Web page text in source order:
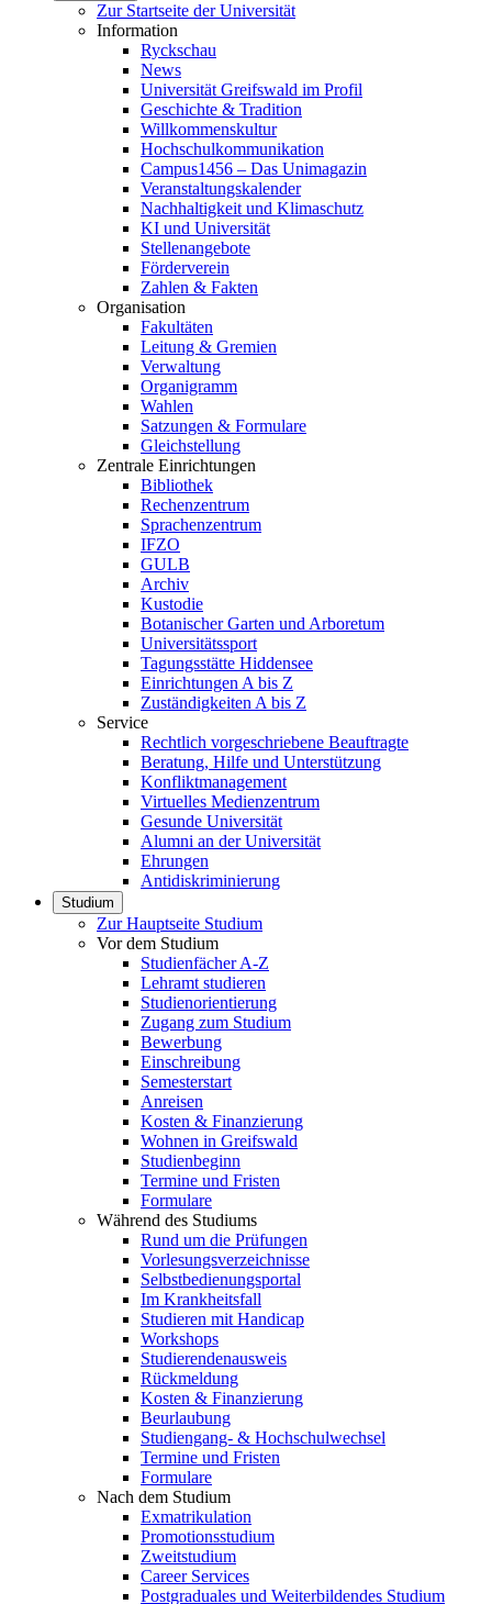
Zur Startseite der Universität
Information
Ryckschau
News
Universität Greifswald im Profil
Geschichte & Tradition
Willkommenskultur
Hochschulkommunikation
Campus1456 – Das Unimagazin
Veranstaltungskalender
Nachhaltigkeit und Klimaschutz
KI und Universität
Stellenangebote
Förderverein
Zahlen & Fakten
Organisation
Fakultäten
Leitung & Gremien
Verwaltung
Organigramm
Wahlen
Satzungen & Formulare
Gleichstellung
Zentrale Einrichtungen
Bibliothek
Rechenzentrum
Sprachenzentrum
IFZO
GULB
Archiv
Kustodie
Botanischer Garten und Arboretum
Universitätssport
Tagungsstätte Hiddensee
Einrichtungen A bis Z
Zuständigkeiten A bis Z
Service
Rechtlich vorgeschriebene Beauftragte
Beratung, Hilfe und Unterstützung
Konfliktmanagement
Virtuelles Medienzentrum
Gesunde Universität
Alumni an der Universität
Ehrungen
Antidiskriminierung
Studium
Zur Hauptseite Studium
Vor dem Studium
Studienfächer A-Z
Lehramt studieren
Studienorientierung
Zugang zum Studium
Bewerbung
Einschreibung
Semesterstart
Anreisen
Kosten & Finanzierung
Wohnen in Greifswald
Studienbeginn
Termine und Fristen
Formulare
Während des Studiums
Rund um die Prüfungen
Vorlesungsverzeichnisse
Selbstbedienungsportal
Im Krankheitsfall
Studieren mit Handicap
Workshops
Studierendenausweis
Rückmeldung
Kosten & Finanzierung
Beurlaubung
Studiengang- & Hochschulwechsel
Termine und Fristen
Formulare
Nach dem Studium
Exmatrikulation
Promotionsstudium
Zweitstudium
Career Services
Postgraduales und Weiterbildendes Studium